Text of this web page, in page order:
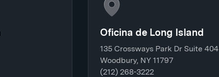
Oficina de Long Island
135 Crossways Park Dr Suite 404
Woodbury, NY 11797
(212) 268-3222